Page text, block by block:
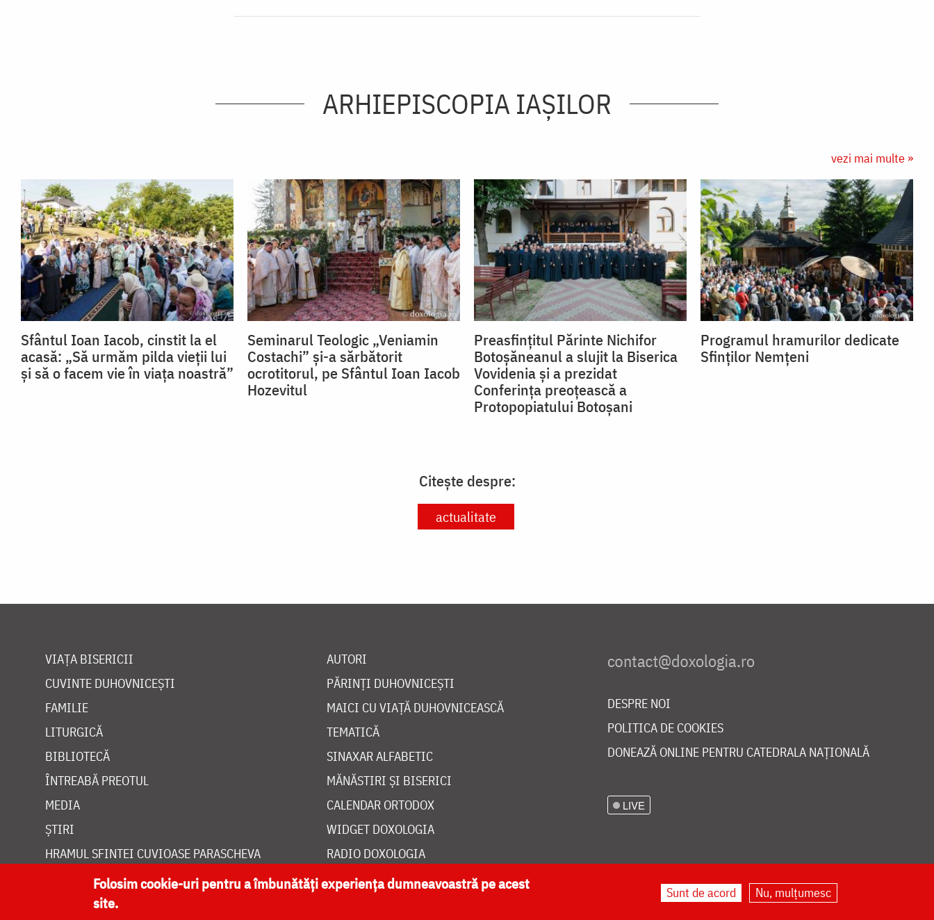
ARHIEPISCOPIA IAŞILOR
vezi mai multe »
Sfântul Ioan Iacob, cinstit la el
acasă: „Să urmăm pilda vieții lui
și să o facem vie în viața noastră”
Seminarul Teologic „Veniamin
Costachi” și-a sărbătorit
ocrotitorul, pe Sfântul Ioan Iacob
Hozevitul
Preasfințitul Părinte Nichifor
Botoșăneanul a slujit la Biserica
Vovidenia și a prezidat
Conferința preoțească a
Protopopiatului Botoșani
Programul hramurilor dedicate
Sfinților Nemțeni
Citește despre:
actualitate
VIAȚA BISERICII
CUVINTE DUHOVNICEȘTI
FAMILIE
LITURGICĂ
BIBLIOTECĂ
ÎNTREABĂ PREOTUL
MEDIA
ȘTIRI
HRAMUL SFINTEI CUVIOASE PARASCHEVA
AUTORI
PĂRINȚI DUHOVNICEȘTI
MAICI CU VIAȚĂ DUHOVNICEASCĂ
TEMATICĂ
SINAXAR ALFABETIC
MĂNĂSTIRI ȘI BISERICI
CALENDAR ORTODOX
WIDGET DOXOLOGIA
RADIO DOXOLOGIA
DESPRE NOI
POLITICA DE COOKIES
DONEAZĂ ONLINE PENTRU CATEDRALA NAȚIONALĂ
LIVE
Folosim cookie-uri pentru a îmbunătăți experiența dumneavoastră pe acest
site.
Sunt de acord Nu, mulțumesc